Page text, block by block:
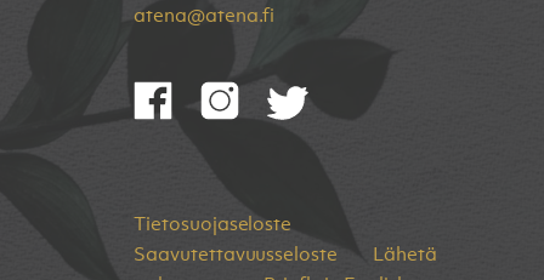
atena@atena.fi
Tietosuojaseloste
Saavutettavuusseloste
Lähetä